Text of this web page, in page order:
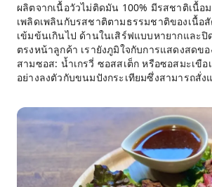
ผลิตจากเนื้อวัวไม่ติดมัน 100% มีรสชาติเนื้
เพลิดเพลินกับรสชาติตามธรรมชาติของเนื้อ
เข้มข้นเกินไป ด้านในเสิร์ฟแบบหายากและปิ
ตรงหน้าลูกค้า เรายังภูมิใจกับการแสดงสดขอ
สามซอส: น้ำเกรวี่ ซอสสเต็ก หรือซอสมะเขือ
อย่างลงตัวกับขนมปังกระเทียมซึ่งสามารถสั่ง